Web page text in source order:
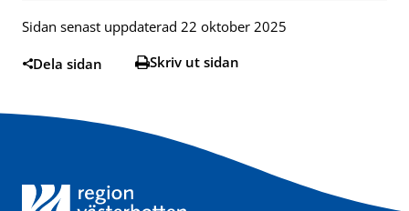
Sidan senast uppdaterad 22 oktober 2025
Dela sidan Skriv ut sidan